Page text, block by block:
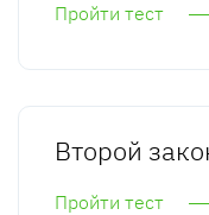
Пройти тест
Второй
Пройти тест